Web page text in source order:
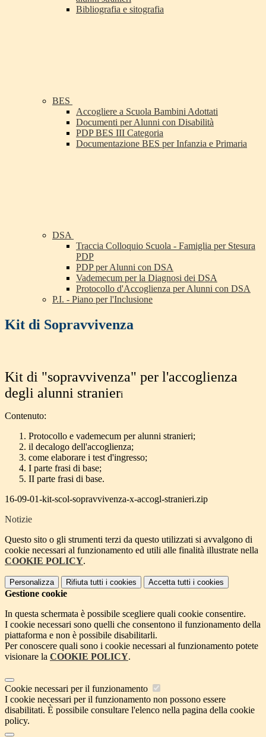
Bibliografia e sitografia
BES
Accogliere a Scuola Bambini Adottati
Documenti per Alunni con Disabilità
PDP BES III Categoria
Documentazione BES per Infanzia e Primaria
DSA
Traccia Colloquio Scuola - Famiglia per Stesura
PDP
PDP per Alunni con DSA
Vademecum per la Diagnosi dei DSA
Protocollo d'Accoglienza per Alunni con DSA
P.I. - Piano per l'Inclusione
Kit di Sopravvivenza
Kit di "sopravvivenza" per l'accoglienza
degli alunni stranieri
Contenuto:
Protocollo e vademecum per alunni stranieri;
il decalogo dell'accoglienza;
come elaborare i test d'ingresso;
I parte frasi di base;
II parte frasi di base.
16-09-01-kit-scol-sopravvivenza-x-accogl-stranieri.zip
Notizie
Questo sito o gli strumenti terzi da questo utilizzati si avvalgono di
cookie necessari al funzionamento ed utili alle finalità illustrate nella
COOKIE POLICY.
Personalizza Rifiuta tutti i cookies Accetta tutti i cookies
Gestione cookie
In questa schermata è possibile scegliere quali cookie consentire.
I cookie necessari sono quelli che consentono il funzionamento della
piattaforma e non è possibile disabilitarli.
Per conoscere quali sono i cookie necessari al funzionamento potete
visionare la COOKIE POLICY.
Cookie necessari per il funzionamento
I cookie necessari per il funzionamento non possono essere
disabilitati. È possibile consultare l'elenco nella pagina della cookie
policy.